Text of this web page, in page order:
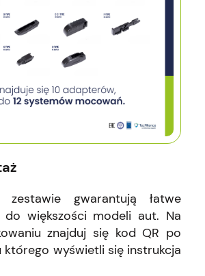
gwarantują łatwe
do większości modeli aut. Na
znajduj się kod QR po
którego wyświetli się instrukcja